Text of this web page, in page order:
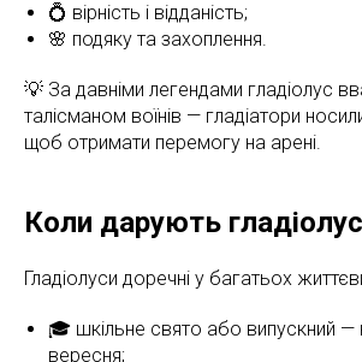
💍 вірність і відданість;
🌸 подяку та захоплення.
💡 За давніми легендами гладіолус
талісманом воїнів — гладіатори
щоб отримати перемогу на арені.
Коли дарують
Гладіолуси доречні у багатьох
🎓 шкільне свято або випускний —
вересня;